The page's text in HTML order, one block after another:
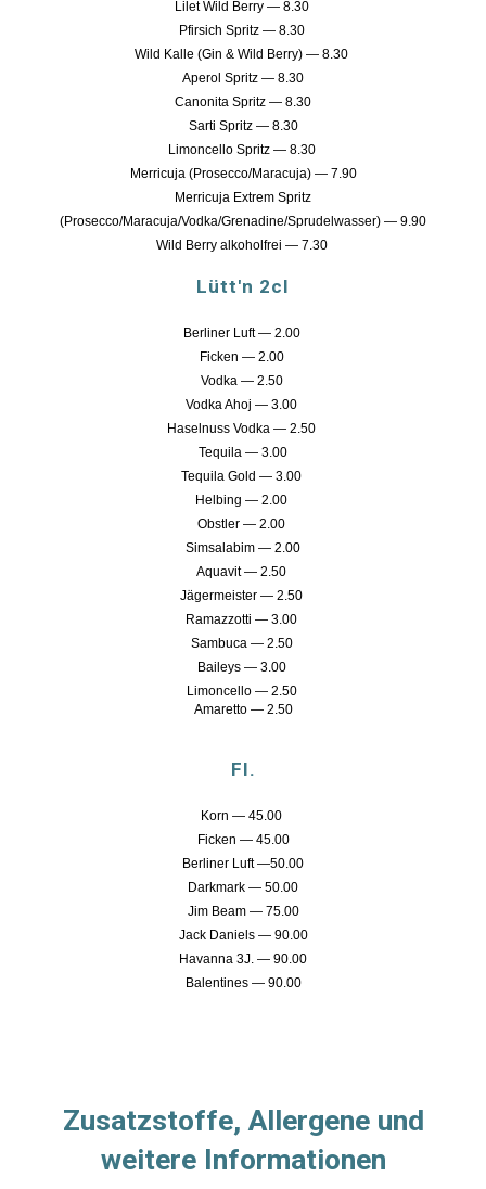
Lilet Wild Berry — 8.30
Pfirsich Spritz — 8.30
Wild Kalle (Gin & Wild Berry) — 8.30
Aperol Spritz — 8.30
Canonita Spritz — 8.30
Sarti Spritz — 8.30
Limoncello Spritz — 8.30
Merricuja (Prosecco/Maracuja) — 7.90
Merricuja Extrem Spritz
(Prosecco/Maracuja/Vodka/Grenadine/Sprudelwasser) — 9.90
Wild Berry alkoholfrei — 7.30
Lütt'n 2cl
Berliner Luft — 2.00
Ficken — 2.00
Vodka — 2.50
Vodka Ahoj — 3.00
Haselnuss Vodka — 2.50
Tequila — 3.00
Tequila Gold — 3.00
Helbing — 2.00
Obstler — 2.00
Simsalabim — 2.00
Aquavit — 2.50
Jägermeister — 2.50
Ramazzotti — 3.00
Sambuca — 2.50
Baileys — 3.00
Limoncello — 2.50
Amaretto — 2.50
Fl.
Korn — 45.00
Ficken — 45.00
Berliner Luft —50.00
Darkmark — 50.00
Jim Beam — 75.00
Jack Daniels — 90.00
Havanna 3J. — 90.00
Balentines — 90.00
Zusatzstoffe, Allergene und
weitere Informationen